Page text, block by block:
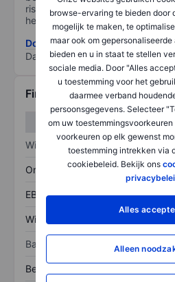
browse-ervaring te bieden door
mogelijk te maken, te
maar ook om
bieden en u in staat te stellen
sociale media. Door "Alles
u toestemming voor het
daarmee verband
persoonsgegevens. Selecteer
om uw
voorkeuren op elk gewenst
toestemming intrekken via
cookiebeleid. Bekijk ons
Alles
Alleen
risico, hoe beter (0 staat voor
het grootste risico).
Download de ESG-
Data provided by
Financiële gegevens
Winst/verlies
Omzet
EBITDA
Winst
Balans
Bezittingen